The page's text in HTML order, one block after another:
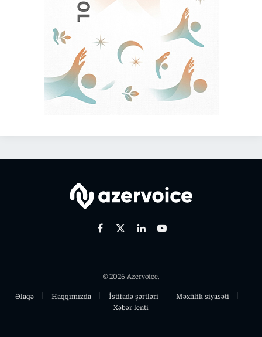
Facebook
X
LinkedinYoutube
© 2026 Azervoice.
Əlaqə
Haqqımızda İstifadə şərtləri
Məxfilik siyasəti
Xəbər lenti